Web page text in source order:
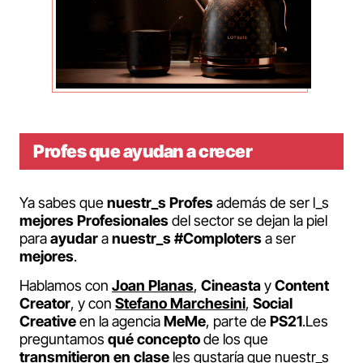
Profes que ayudan a crecer
Ya sabes quenuestr_s Profesademás de ser l_s
mejores Profesionalesdel sector se dejan la piel
paraayudaranuestr_s #Complotersa ser
mejores.
Hablamos con Joan Planas, CineastayContent
Creator, y con Stefano Marchesini, Social
Creativeen la agenciaMeMe, parte dePS21.Les
preguntamos qué conceptode los que
transmitieron en clase les gustaría que nuestr_s